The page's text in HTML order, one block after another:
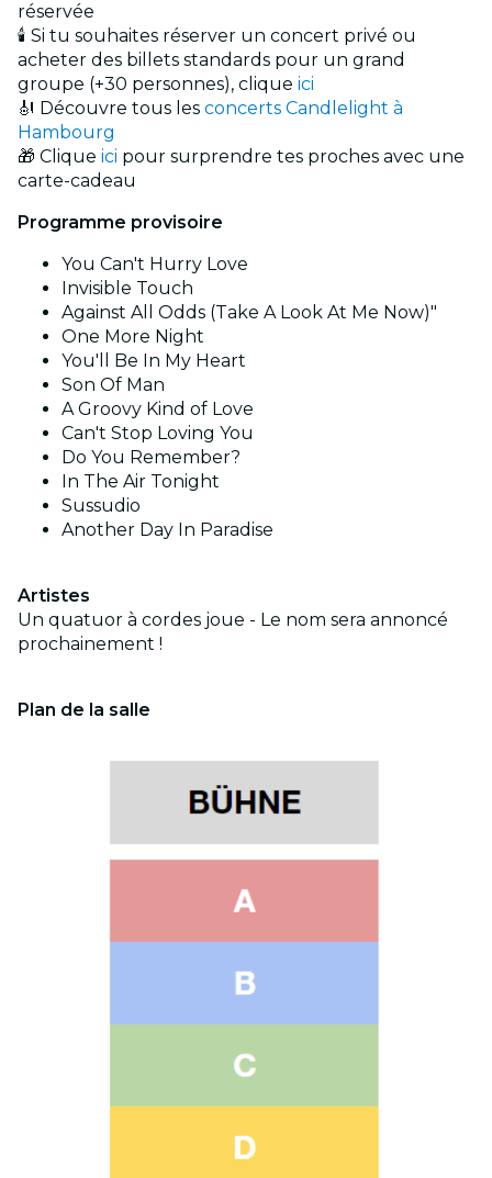
réservée
🕯️ Si tu souhaites réserver un concert privé ou
acheter des billets standards pour un grand
groupe (+30 personnes), clique ici
🎻 Découvre tous les concerts Candlelight à
Hambourg
🎁 Clique ici pour surprendre tes proches avec une
carte-cadeau
Programme provisoire
You Can't Hurry Love
Invisible Touch
Against All Odds (Take A Look At Me Now)"
One More Night
You'll Be In My Heart
Son Of Man
A Groovy Kind of Love
Can't Stop Loving You
Do You Remember?
In The Air Tonight
Sussudio
Another Day In Paradise
Artistes
Un quatuor à cordes joue - Le nom sera annoncé
prochainement !
Plan de la salle